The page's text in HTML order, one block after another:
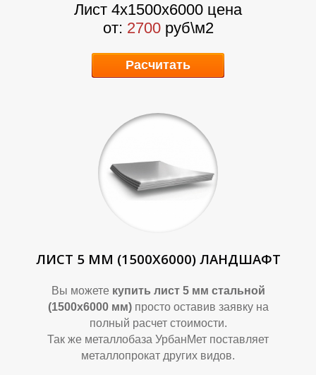
О
Лист 4х1500х6000 цена
от: 2700 руб\м2
Расчитать
ЛИСТ 5 ММ (1500Х6000) ЛАНДШАФТ
Вы можете купить лист 5 мм стальной
(1500х6000 мм) просто оставив заявку на
полный расчет стоимости.
Так же металлобаза УрбанМет поставляет
металлопрокат других видов.
О